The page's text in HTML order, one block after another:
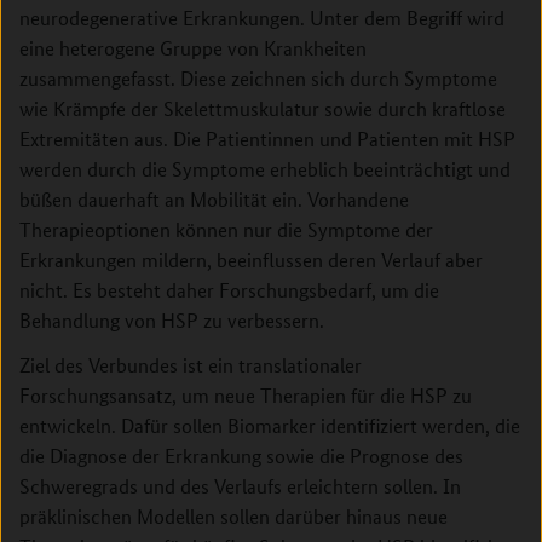
neurodegenerative Erkrankungen. Unter dem Begriff wird
eine heterogene Gruppe von Krankheiten
zusammengefasst. Diese zeichnen sich durch Symptome
wie Krämpfe der Skelettmuskulatur sowie durch kraftlose
Extremitäten aus. Die Patientinnen und Patienten mit HSP
werden durch die Symptome erheblich beeinträchtigt und
büßen dauerhaft an Mobilität ein. Vorhandene
Therapieoptionen können nur die Symptome der
Erkrankungen mildern, beeinflussen deren Verlauf aber
nicht. Es besteht daher Forschungsbedarf, um die
Behandlung von HSP zu verbessern.
Ziel des Verbundes ist ein translationaler
Forschungsansatz, um neue Therapien für die HSP zu
entwickeln. Dafür sollen Biomarker identifiziert werden, die
die Diagnose der Erkrankung sowie die Prognose des
Schweregrads und des Verlaufs erleichtern sollen. In
präklinischen Modellen sollen darüber hinaus neue